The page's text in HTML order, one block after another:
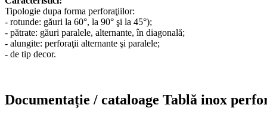
Tipologie dupa forma perforaţiilor:
- rotunde: găuri la 60°, la 90° şi la 45°);
- pătrate: găuri paralele, alternante, în diagonală;
- alungite: perforaţii alternante şi paralele;
- de tip decor.
Documentație / cataloage Tablă inox